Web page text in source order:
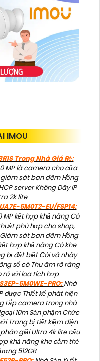
IMOU
Trong Nhà Giá Rẻ:
MP là camera cho cửa
sát ban đêm Hồng
server Không Dây IP
2k lite
5M0T2-EU/FSP14:
MP kết hợp khả năng Có
phù hợp cho shop,
sát ban đêm Hồng
hợp khả năng Có khe
bị đặt biệt Còi và nháy
số có Thu âm rõ ràng
với loa tích hợp
5M0WE-PRO:Nhà
được Thiết kế phát hiện
Lắp camera trong nhà
10m Sản phậm Chức
Trang bị tiết kiệm điện
phân giải Ultra 4k lite cấu
khả năng khe cắm thẻ
512GB